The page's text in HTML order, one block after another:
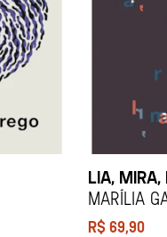
LIA, MIRA,
Marília
R$69,90